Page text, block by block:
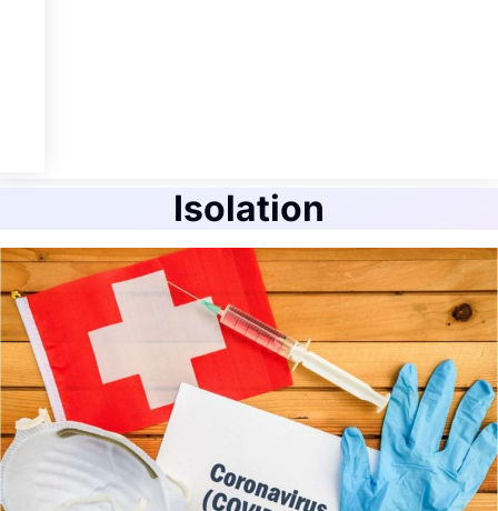
Isolation